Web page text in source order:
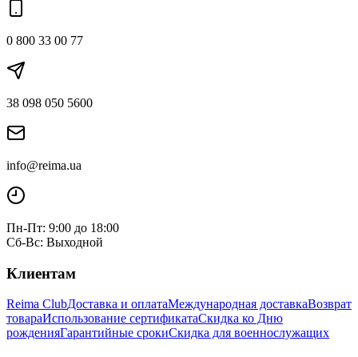
0 800 33 00 77
38 098 050 5600
info@reima.ua
Пн-Пт: 9:00 до 18:00
Сб-Вс: Выходной
Клиентам
Reima ClubДоставка и оплатаМеждународная доставкаВозврат
товараИспользование сертификатаСкидка ко Дню
рожденияГарантийные срокиСкидка для военнослужащих